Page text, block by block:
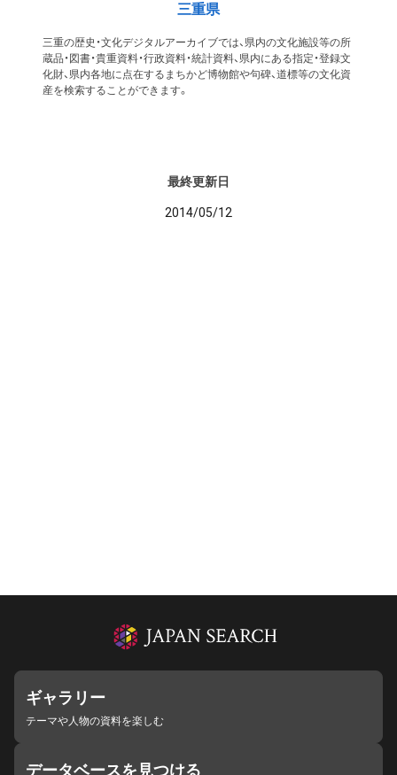
三重県
三重の歴史・文化デジタルアーカイブでは、県内の文化施設等の所
蔵品・図書・貴重資料・行政資料・統計資料、県内にある指定・登録文
化財、県内各地に点在するまちかど博物館や句碑、道標等の文化資
産を検索することができます。
最終更新日
2014/05/12
ギャラリー
テーマや人物の資料を楽しむ
データベースを見つける